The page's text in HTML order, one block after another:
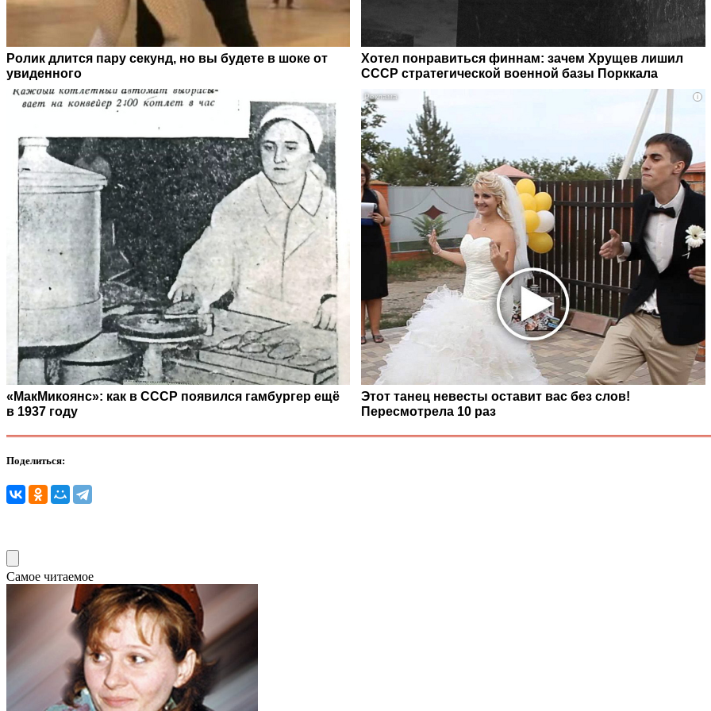
Ролик длится пару секунд, но вы будете в шоке от
увиденного
Хотел понравиться финнам: зачем Хрущев лишил
СССР стратегической военной базы Порккала
«МакМикоянс»: как в СССР появился гамбургер ещё
в 1937 году
i
Этот танец невесты оставит вас без слов!
Пересмотрела 10 раз
Поделиться:
Самое читаемое